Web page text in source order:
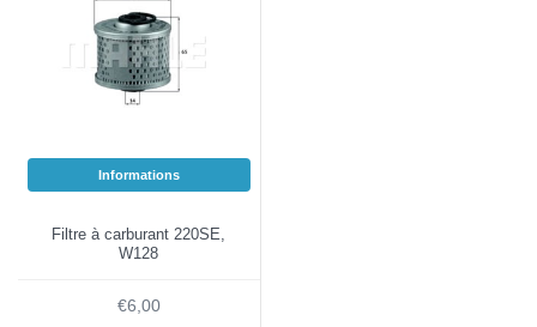
Informations
Filtre à carburant 220SE,
W128
€6,00